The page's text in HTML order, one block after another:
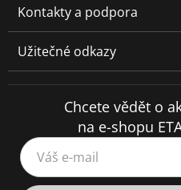
Kontakty a podpora
Užitečné odkazy
Chcete vědět o
na e-shopu
Váš e-mail